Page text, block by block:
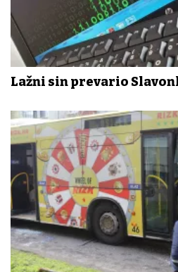
Lažni sin prevario